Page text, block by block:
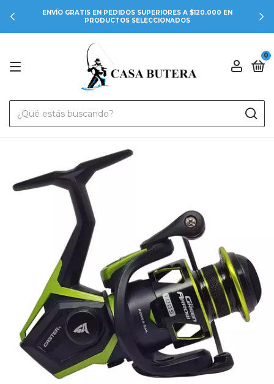
ENVÍO GRATIS EN PEDIDOS SUPERIORES A $120.000 EN
PRODUCTOS SELECCIONADOS
0